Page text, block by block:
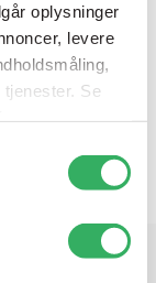
oplysninger
levere
Se
"Privacy